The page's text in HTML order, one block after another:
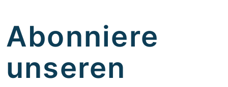
Abonniere
unseren